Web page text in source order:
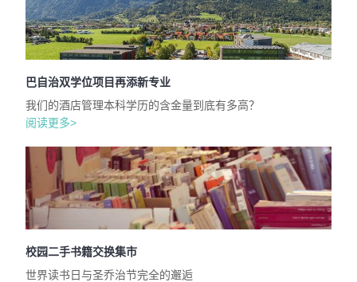
巴自治双学位项目再添新专业
我们的酒店管理本科学历的含金量到底有多高？
阅读更多>
校园二手书籍交换集市
世界读书日与圣乔治节完全的邂逅